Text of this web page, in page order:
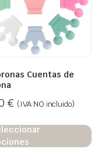
Cuentas de
€ (IVA NO incluido)